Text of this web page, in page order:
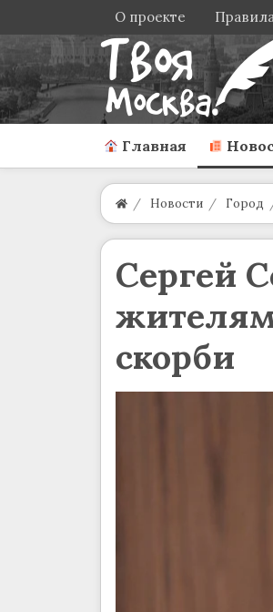
О проекте
Главная
Новости Город
Сергей
скорби